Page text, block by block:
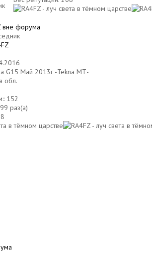
G15 Май 2013г -Tekna МТ-
обл.
152
раз(а)